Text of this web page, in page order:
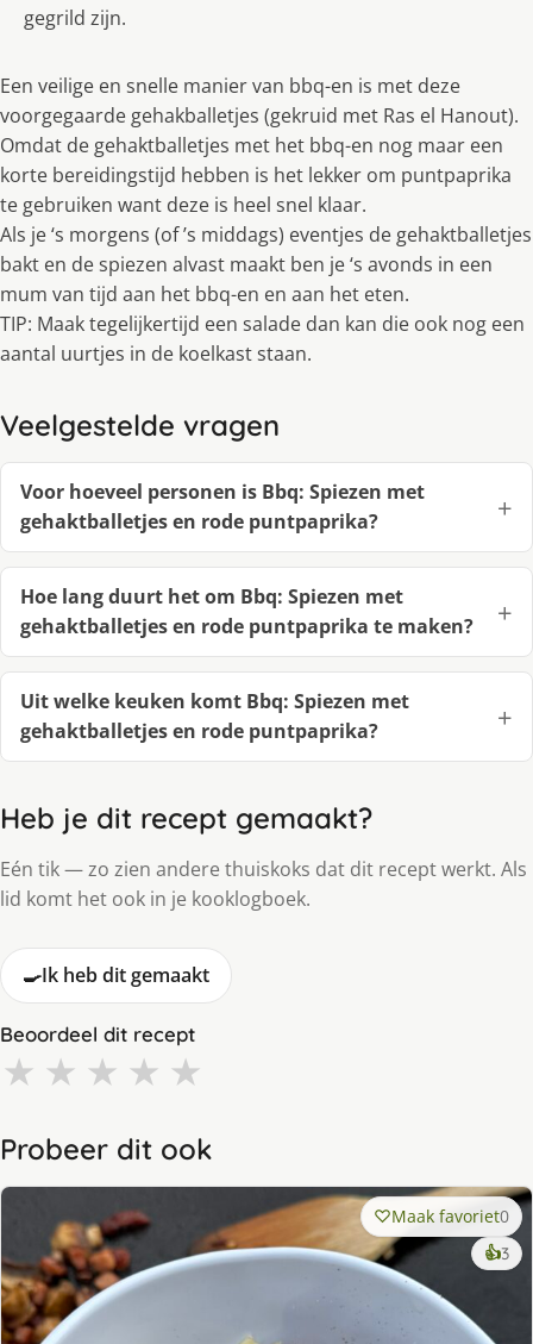
gegrild zijn.
Een veilige en snelle manier van bbq-en is met deze
voorgegaarde gehakballetjes (gekruid met Ras el Hanout).
Omdat de gehaktballetjes met het bbq-en nog maar een
korte bereidingstijd hebben is het lekker om puntpaprika
te gebruiken want deze is heel snel klaar.
Als je ‘s morgens (of ’s middags) eventjes de gehaktballetjes
bakt en de spiezen alvast maakt ben je ‘s avonds in een
mum van tijd aan het bbq-en en aan het eten.
TIP: Maak tegelijkertijd een salade dan kan die ook nog een
aantal uurtjes in de koelkast staan.
Veelgestelde vragen
Voor hoeveel personen is Bbq: Spiezen met
gehaktballetjes en rode puntpaprika?
Hoe lang duurt het om Bbq: Spiezen met
gehaktballetjes en rode puntpaprika te maken?
Uit welke keuken komt Bbq: Spiezen met
gehaktballetjes en rode puntpaprika?
Heb je dit recept gemaakt?
Eén tik — zo zien andere thuiskoks dat dit recept werkt. Als
lid komt het ook in je kooklogboek.
🍳Ik heb dit gemaakt
Beoordeel dit recept
★ ★ ★ ★ ★
Probeer dit ook
Maak favoriet0
👍3